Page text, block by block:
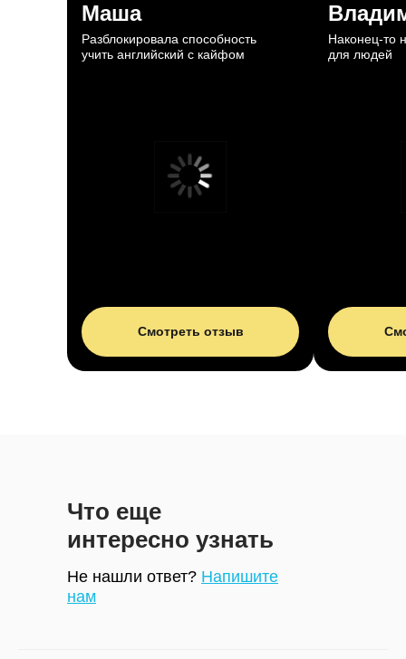
Маша
Разблокировала способность
учить английский с кайфом
Смотреть отзыв
Наконец-то
для людей
Что еще
интересно узнать
Не нашли ответ? Напишите
нам